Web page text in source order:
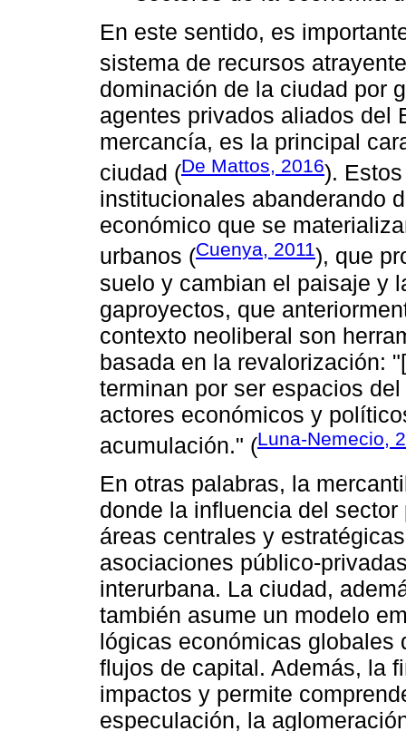
En este sentido, es
sistema de recursos
dominación de la ciudad por
agentes privados aliados del
mercancía, es la principal
ciudad (De Mattos, 2016).
institucionales abanderando
económico que se
urbanos (Cuenya, 2011), que
suelo y cambian el paisaje y
gaproyectos, que
contexto neoliberal son
basada en la revalorización:
terminan por ser espacios
actores económicos y
acumulación." (Luna-Nemecio,
En otras palabras, la
donde la influencia del
áreas centrales y
asociaciones público-
interurbana. La ciudad,
también asume un modelo
lógicas económicas globales
flujos de capital. Además, la
impactos y permite
especulación, la